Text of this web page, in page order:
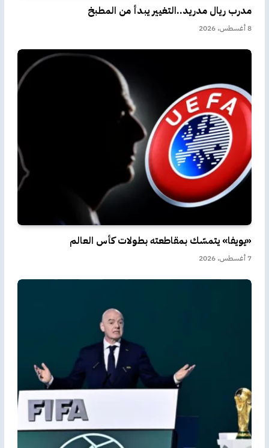
مدرب ريال مدريد..التغيير يبدأ من المطبخ
8 أغسطس، 2026
«يويفا» يتمسّك بمقاطعته بطولات كأس العالم
7 أغسطس، 2026